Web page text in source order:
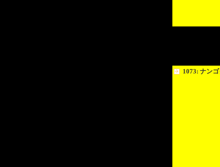
1073: ナン